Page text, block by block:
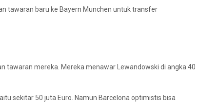
tawaran baru ke Bayern Munchen untuk transfer
tawaran mereka. Mereka menawar Lewandowski di angka 40
sekitar 50 juta Euro. Namun Barcelona optimistis bisa